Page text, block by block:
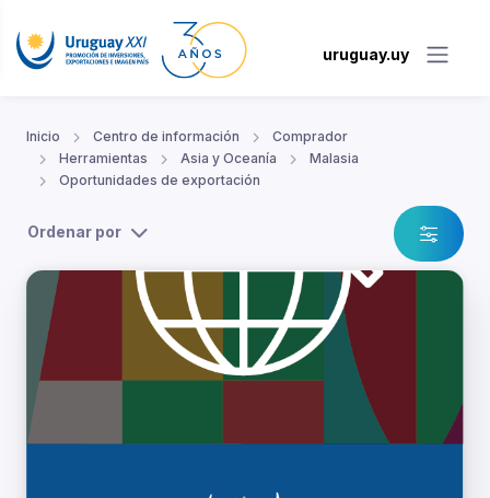
uruguay.uy
Inicio Centro de información
Comprador
Herramientas
Asia y Oceanía
Malasia
Oportunidades de exportación
Ordenar por